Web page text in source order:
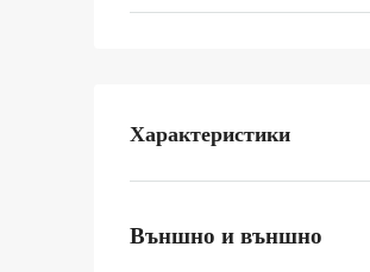
Характеристики
Външно и външно